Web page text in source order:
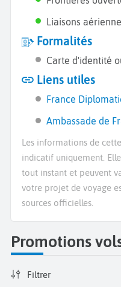
Liaisons
Formalités
Carte d'identité
Liens utiles
France
Ambassade de
Les informations de
indicatif uniquement.
tout instant et peuvent
votre projet de voyage
sources officielles.
Promotions
Filtrer